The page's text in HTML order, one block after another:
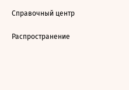
Справочный центр
Распространение